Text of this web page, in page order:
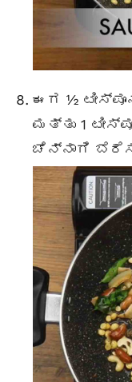
ಈಗ ½
ಮತ್ತು 1
ಚೆನ್ನಾಗಿ